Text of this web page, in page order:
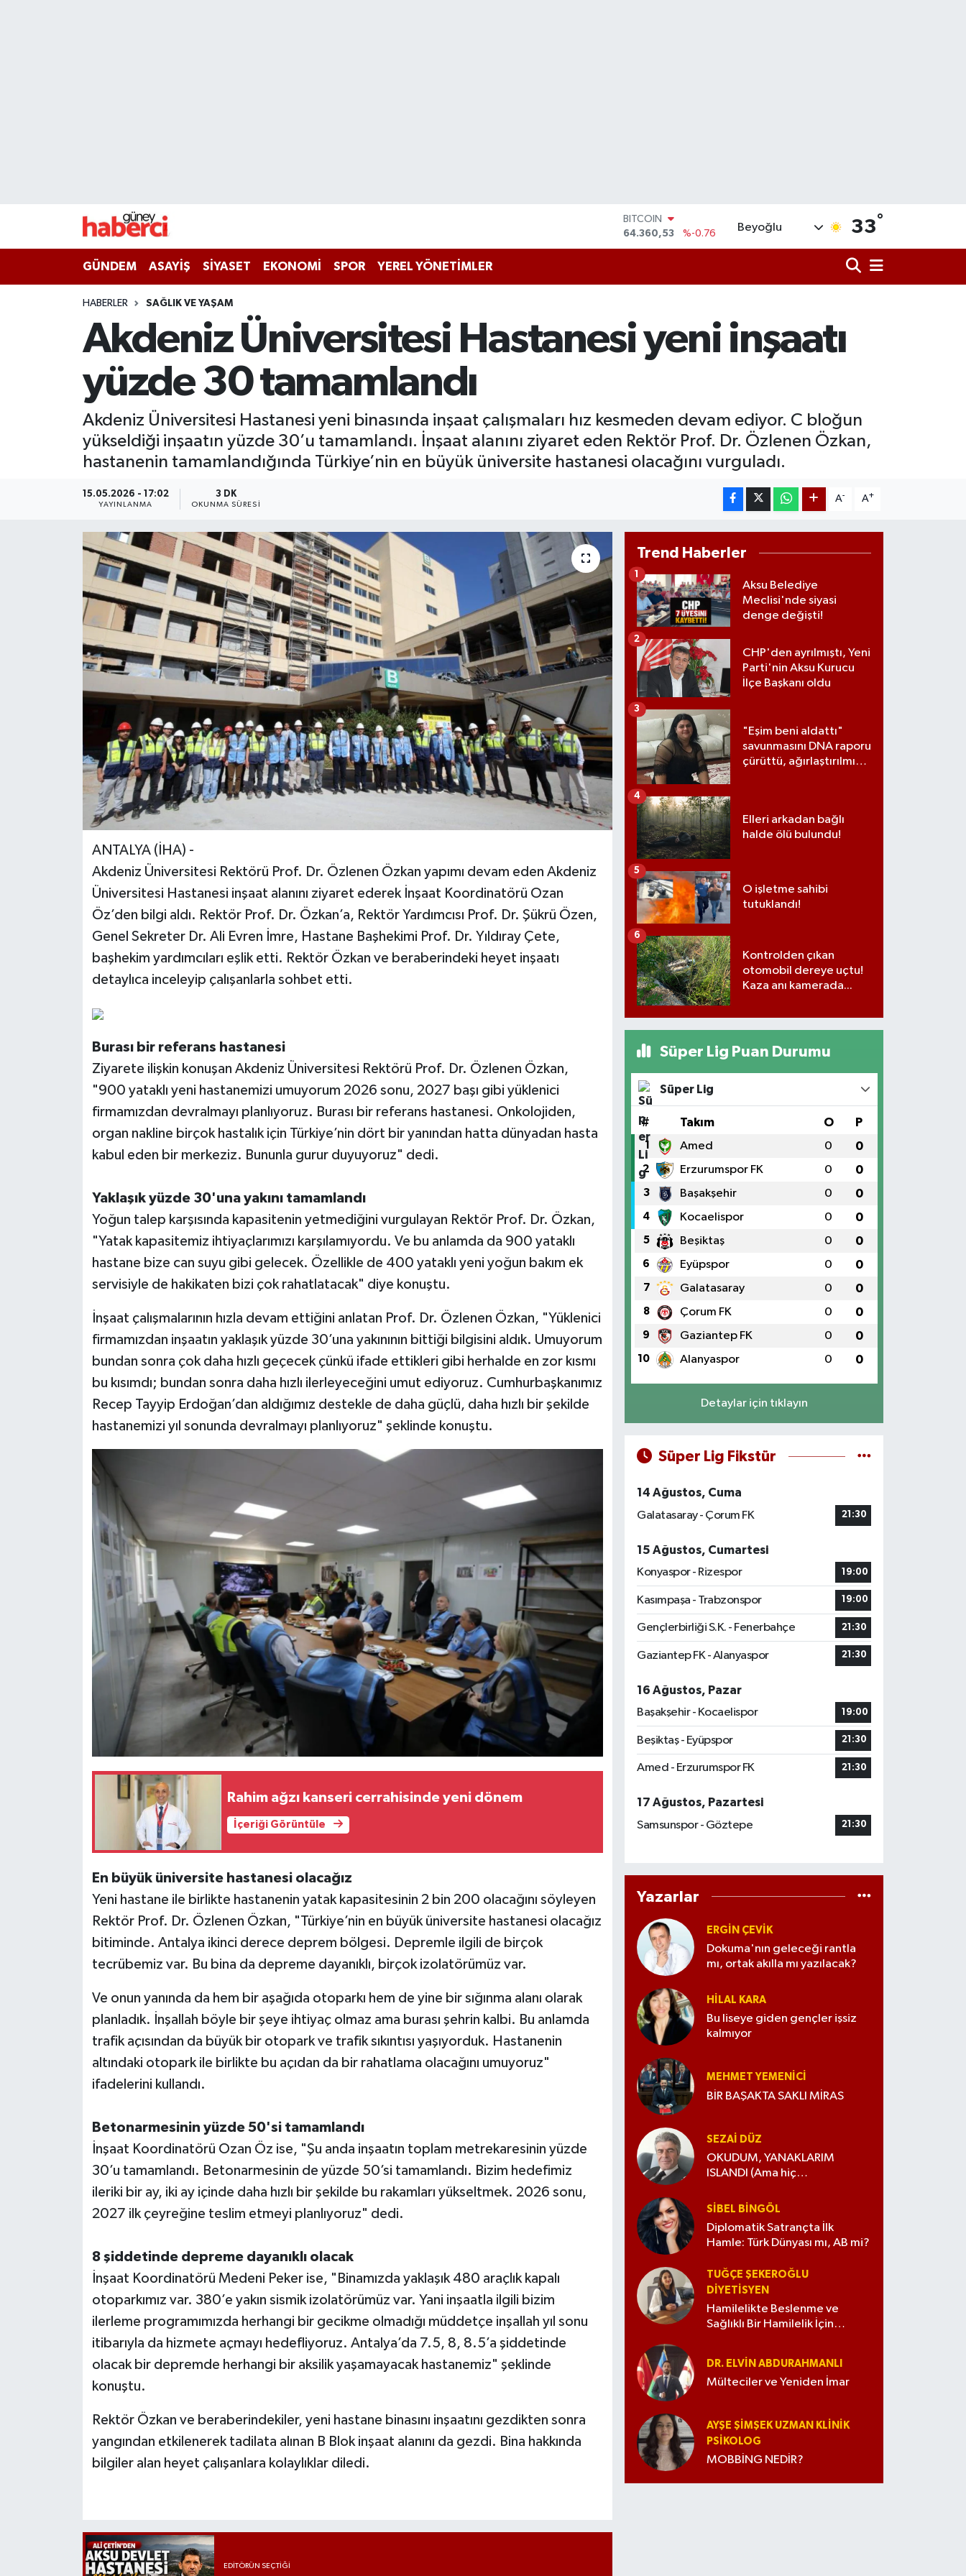
DOLAR
47,7069
%0.17
EURO
6618.49
BİST100
13.887
%64
BITCOIN
Beyoğlu 33°
GÜNDEM ASAYİŞ SİYASET EKONOMİ SPOR YEREL YÖNETİMLER
HABERLER SAĞLIK VE YAŞAM
Akdeniz Üniversitesi Hastanesi yeni inşaatı
yüzde 30 tamamlandı
Akdeniz Üniversitesi Hastanesi yeni binasında inşaat çalışmaları hız kesmeden devam ediyor. C bloğun
yükseldiği inşaatın yüzde 30’u tamamlandı. İnşaat alanını ziyaret eden Rektör Prof. Dr. Özlenen Özkan,
hastanenin tamamlandığında Türkiye’nin en büyük üniversite hastanesi olacağını vurguladı.
15.05.2026 - 17:02
YAYINLANMA
3 DK
OKUNMA SÜRESI
A- A+
ANTALYA (İHA) -
Akdeniz Üniversitesi Rektörü Prof. Dr. Özlenen Özkan yapımı devam eden Akdeniz
Üniversitesi Hastanesi inşaat alanını ziyaret ederek İnşaat Koordinatörü Ozan
Öz’den bilgi aldı. Rektör Prof. Dr. Özkan’a, Rektör Yardımcısı Prof. Dr. Şükrü Özen,
Genel Sekreter Dr. Ali Evren İmre, Hastane Başhekimi Prof. Dr. Yıldıray Çete,
başhekim yardımcıları eşlik etti. Rektör Özkan ve beraberindeki heyet inşaatı
detaylıca inceleyip çalışanlarla sohbet etti.
Burası bir referans hastanesi
Ziyarete ilişkin konuşan Akdeniz Üniversitesi Rektörü Prof. Dr. Özlenen Özkan,
"900 yataklı yeni hastanemizi umuyorum 2026 sonu, 2027 başı gibi yüklenici
firmamızdan devralmayı planlıyoruz. Burası bir referans hastanesi. Onkolojiden,
organ nakline birçok hastalık için Türkiye’nin dört bir yanından hatta dünyadan hasta
kabul eden bir merkeziz. Bununla gurur duyuyoruz" dedi.
Yaklaşık yüzde 30'una yakını tamamlandı
Yoğun talep karşısında kapasitenin yetmediğini vurgulayan Rektör Prof. Dr. Özkan,
"Yatak kapasitemiz ihtiyaçlarımızı karşılamıyordu. Ve bu anlamda da 900 yataklı
hastane bize can suyu gibi gelecek. Özellikle de 400 yataklı yeni yoğun bakım ek
servisiyle de hakikaten bizi çok rahatlatacak" diye konuştu.
İnşaat çalışmalarının hızla devam ettiğini anlatan Prof. Dr. Özlenen Özkan, "Yüklenici
firmamızdan inşaatın yaklaşık yüzde 30’una yakınının bittiği bilgisini aldık. Umuyorum
bundan sonra çok daha hızlı geçecek çünkü ifade ettikleri gibi herhalde en zor kısmı
bu kısımdı; bundan sonra daha hızlı ilerleyeceğini umut ediyoruz. Cumhurbaşkanımız
Recep Tayyip Erdoğan’dan aldığımız destekle de daha güçlü, daha hızlı bir şekilde
hastanemizi yıl sonunda devralmayı planlıyoruz" şeklinde konuştu.
Rahim ağzı kanseri cerrahisinde yeni dönem
İçeriği Görüntüle
En büyük üniversite hastanesi olacağız
Yeni hastane ile birlikte hastanenin yatak kapasitesinin 2 bin 200 olacağını söyleyen
Rektör Prof. Dr. Özlenen Özkan, "Türkiye’nin en büyük üniversite hastanesi olacağız
bitiminde. Antalya ikinci derece deprem bölgesi. Depremle ilgili de birçok
tecrübemiz var. Bu bina da depreme dayanıklı, birçok izolatörümüz var.
Ve onun yanında da hem bir aşağıda otoparkı hem de yine bir sığınma alanı olarak
planladık. İnşallah böyle bir şeye ihtiyaç olmaz ama burası şehrin kalbi. Bu anlamda
trafik açısından da büyük bir otopark ve trafik sıkıntısı yaşıyorduk. Hastanenin
altındaki otopark ile birlikte bu açıdan da bir rahatlama olacağını umuyoruz"
ifadelerini kullandı.
Betonarmesinin yüzde 50'si tamamlandı
İnşaat Koordinatörü Ozan Öz ise, "Şu anda inşaatın toplam metrekaresinin yüzde
30’u tamamlandı. Betonarmesinin de yüzde 50’si tamamlandı. Bizim hedefimiz
ileriki bir ay, iki ay içinde daha hızlı bir şekilde bu rakamları yükseltmek. 2026 sonu,
2027 ilk çeyreğine teslim etmeyi planlıyoruz" dedi.
8 şiddetinde depreme dayanıklı olacak
İnşaat Koordinatörü Medeni Peker ise, "Binamızda yaklaşık 480 araçlık kapalı
otoparkımız var. 380’e yakın sismik izolatörümüz var. Yani inşaatla ilgili bizim
ilerleme programımızda herhangi bir gecikme olmadığı müddetçe inşallah yıl sonu
itibarıyla da hizmete açmayı hedefliyoruz. Antalya’da 7.5, 8, 8.5’a şiddetinde
olacak bir depremde herhangi bir aksilik yaşamayacak hastanemiz" şeklinde
konuştu.
Rektör Özkan ve beraberindekiler, yeni hastane binasını inşaatını gezdikten sonra
yangından etkilenerek tadilata alınan B Blok inşaat alanını da gezdi. Bina hakkında
bilgiler alan heyet çalışanlara kolaylıklar diledi.
EDITÖRÜN SEÇTIĞI
Trend Haberler
Aksu Belediye
Meclisi'nde siyasi
denge değişti!
1
CHP'den ayrılmıştı, Yeni
Parti'nin Aksu Kurucu
İlçe Başkanı oldu
2
"Eşim beni aldattı"
savunmasını DNA raporu
çürüttü, ağırlaştırılmış
3
Elleri arkadan bağlı
halde ölü bulundu!
4
O işletme sahibi
tutuklandı!
5
Kontrolden çıkan
otomobil dereye uçtu!
Kaza anı kamerada...
6
Süper Lig Puan Durumu
Süper Lig
# Takım O P
1 Amed 0 0
2 Erzurumspor FK 0 0
3 Başakşehir 0 0
4 Kocaelispor 0 0
5 Beşiktaş 0 0
6 Eyüpspor 0 0
7 Galatasaray 0 0
8 Çorum FK 0 0
9 Gaziantep FK 0 0
10 Alanyaspor 0 0
Detaylar için tıklayın
Süper Lig Fikstür
14 Ağustos, Cuma
Galatasaray - Çorum FK
21:30
15 Ağustos, Cumartesi
Konyaspor - Rizespor
19:00
Kasımpaşa - Trabzonspor 19:00
Gençlerbirliği S.K. - Fenerbahçe 21:30
Gaziantep FK - Alanyaspor 21:30
16 Ağustos, Pazar
Başakşehir - Kocaelispor
19:00
Beşiktaş - Eyüpspor 21:30
Amed - Erzurumspor FK 21:30
17 Ağustos, Pazartesi
Samsunspor - Göztepe
21:30
Yazarlar
ERGIN ÇEVİK
Dokuma'nın geleceği rantla
mı, ortak akılla mı yazılacak?
HILAL KARA
Bu liseye giden gençler işsiz
kalmıyor
MEHMET YEMENICI
BİR BAŞAKTA SAKLI MİRAS
SEZAI DÜZ
OKUDUM, YANAKLARIM
ISLANDI (Ama hiç
SIBEL BINGÖL
Diplomatik Satrançta İlk
Hamle: Türk Dünyası mı, AB mi?
TUĞÇE ŞEKEROĞLU
DIYETISYEN
Hamilelikte Beslenme ve
Sağlıklı Bir Hamilelik İçin
DR. ELVIN ABDURAHMANLI
Mülteciler ve Yeniden İmar
AYŞE ŞIMŞEK UZMAN KLINIK
PSIKOLOG
MOBBİNG NEDİR?
Haber Arşivi